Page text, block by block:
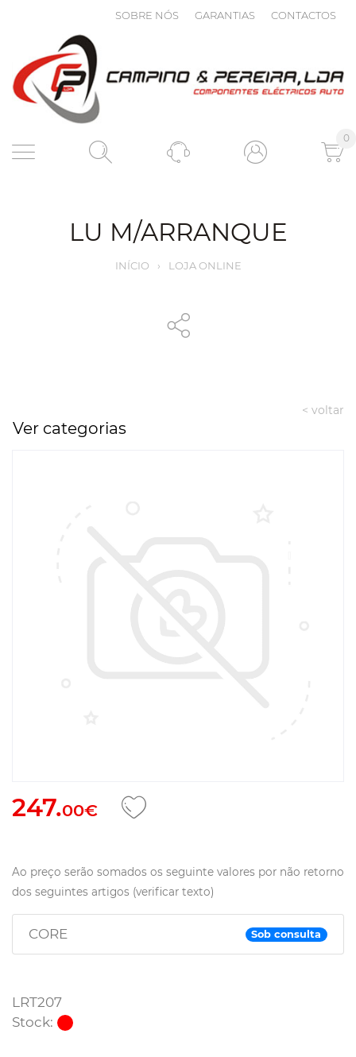
SOBRE NÓS GARANTIAS CONTACTOS
0
LU M/ARRANQUE
INÍCIO › LOJA ONLINE
< voltar
Ver categorias
247.00€
Ao preço serão somados os seguinte valores por não retorno
dos seguintes artigos (verificar texto)
CORE Sob consulta
LRT207
Stock: